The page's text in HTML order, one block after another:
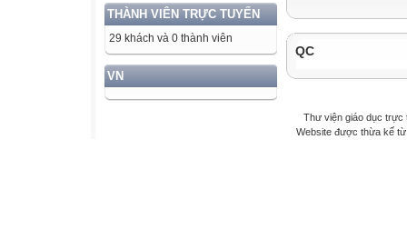
THÀNH VIÊN TRỰC TUYẾN
29 khách và 0 thành viên
VN
QC
Thư viện giáo dục trực
Website được thừa kế